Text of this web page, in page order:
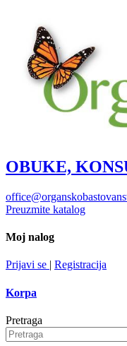
OBUKE,
Preuzmite katalog
Moj nalog
Prijavi se | Registracija
Korpa
Pretraga